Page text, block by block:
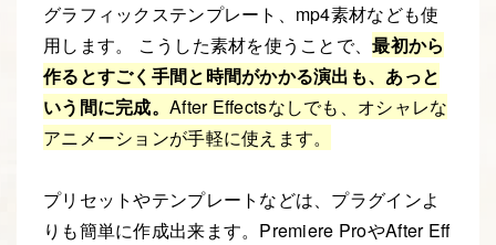
グラフィックステンプレート、mp4素材なども使
用します。 こうした素材を使うことで、最初から
作るとすごく手間と時間がかかる演出も、あっと
いう間に完成。 After Effectsなしでも、オシャレな
アニメーションが手軽に使えます。
プリセットやテンプレートなどは、プラグインよ
りも簡単に作成出来ます。Premiere ProやAfter Eff